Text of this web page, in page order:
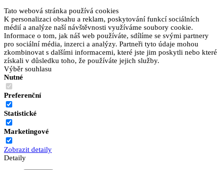
Tato webová stránka používá cookies
K personalizaci obsahu a reklam, poskytování funkcí sociálních
médií a analýze naší návštěvnosti využíváme soubory cookie.
Informace o tom, jak náš web používáte, sdílíme se svými partnery
pro sociální média, inzerci a analýzy. Partneři tyto údaje mohou
zkombinovat s dalšími informacemi, které jste jim poskytli nebo které
získali v důsledku toho, že používáte jejich služby.
Výběr souhlasu
Nutné
Preferenční
Statistické
Marketingové
Zobrazit detaily
Detaily